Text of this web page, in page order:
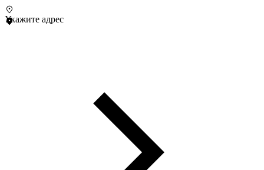
Укажите адрес